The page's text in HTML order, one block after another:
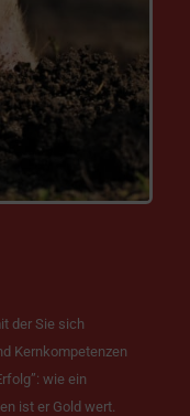
der Sie sich
Kernkompetenzen
wie ein
ist er Gold wert.